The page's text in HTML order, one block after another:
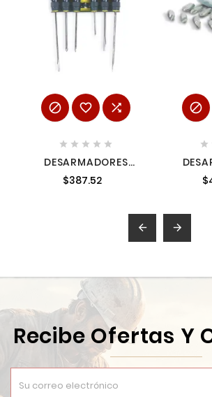
  
    
DESARMADORES
JUEGO DE 6 PIEZAS
STANLEY STHT69170
$387.52


 
Recibe Ofertas Y